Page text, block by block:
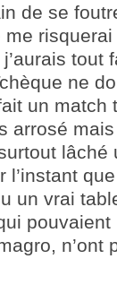
de se
me
ne
un match
arrosé
lâché
un vrai
n’ont